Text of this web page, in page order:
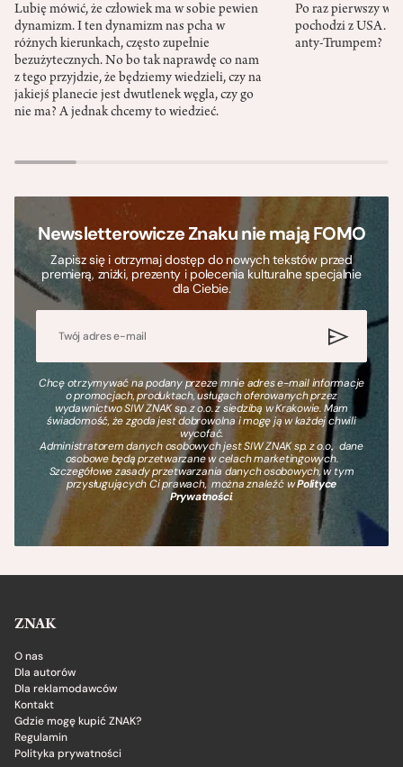
Lubię mówić, że człowiek ma w sobie pewien
dynamizm. I ten dynamizm nas pcha w
różnych kierunkach, często zupełnie
bezużytecznych. No bo tak naprawdę co nam
z tego przyjdzie, że będziemy wiedzieli, czy na
jakiejś planecie jest dwutlenek węgla, czy go
nie ma? A jednak chcemy to wiedzieć.
Po raz pierwszy w
pochodzi z USA.
anty-Trumpem?
Newsletterowicze Znaku nie mają FOMO
Zapisz się i otrzymaj dostęp do nowych tekstów przed
premierą, zniżki, prezenty i polecenia kulturalne specjalnie
dla Ciebie.
Chcę otrzymywać na podany przeze mnie adres e-mail informacje
o promocjach, produktach, usługach oferowanych przez
wydawnictwo SIW ZNAK sp. z o.o. z siedzibą w Krakowie. Mam
świadomość, że zgoda jest dobrowolna i mogę ją w każdej chwili
wycofać.
Administratorem danych osobowych jest SIW ZNAK sp. z o.o., dane
osobowe będą przetwarzane w celach marketingowych.
Szczegółowe zasady przetwarzania danych osobowych, w tym
przysługujących Ci prawach, można znaleźć wPolityce
Prywatności.
ZNAK
O nas
Dla autorów
Dla reklamodawców
Kontakt
Gdzie mogę kupić ZNAK?
Regulamin
Polityka prywatności